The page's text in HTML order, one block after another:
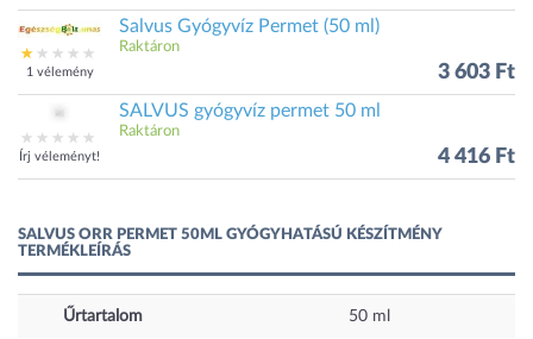
1 vélemény
Salvus Gyógyvíz Permet (50 ml)
Raktáron
3 603 Ft
Írj véleményt!
SALVUS gyógyvíz permet 50 ml
Raktáron
4 416 Ft
SALVUS ORR PERMET 50ML GYÓGYHATÁSÚ KÉSZÍTMÉNY
TERMÉKLEÍRÁS
Űrtartalom 50 ml